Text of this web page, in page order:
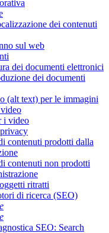
dei contenuti
sul web
dei documenti elettronici
dei documenti
(alt text) per le immagini
i video
contenuti prodotti dalla
contenuti non prodotti
ritratti
di ricerca (SEO)
SEO: Search